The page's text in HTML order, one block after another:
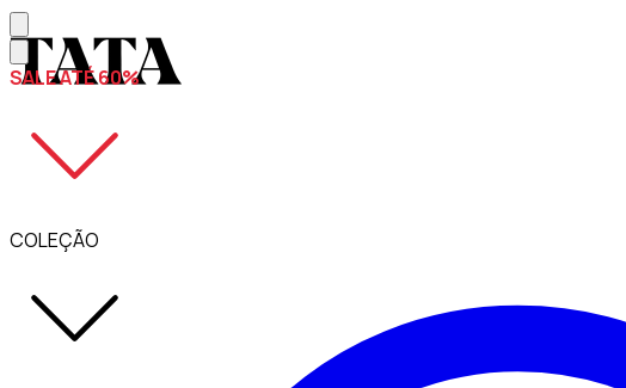
SALE ATÉ 60%
COLEÇÃO